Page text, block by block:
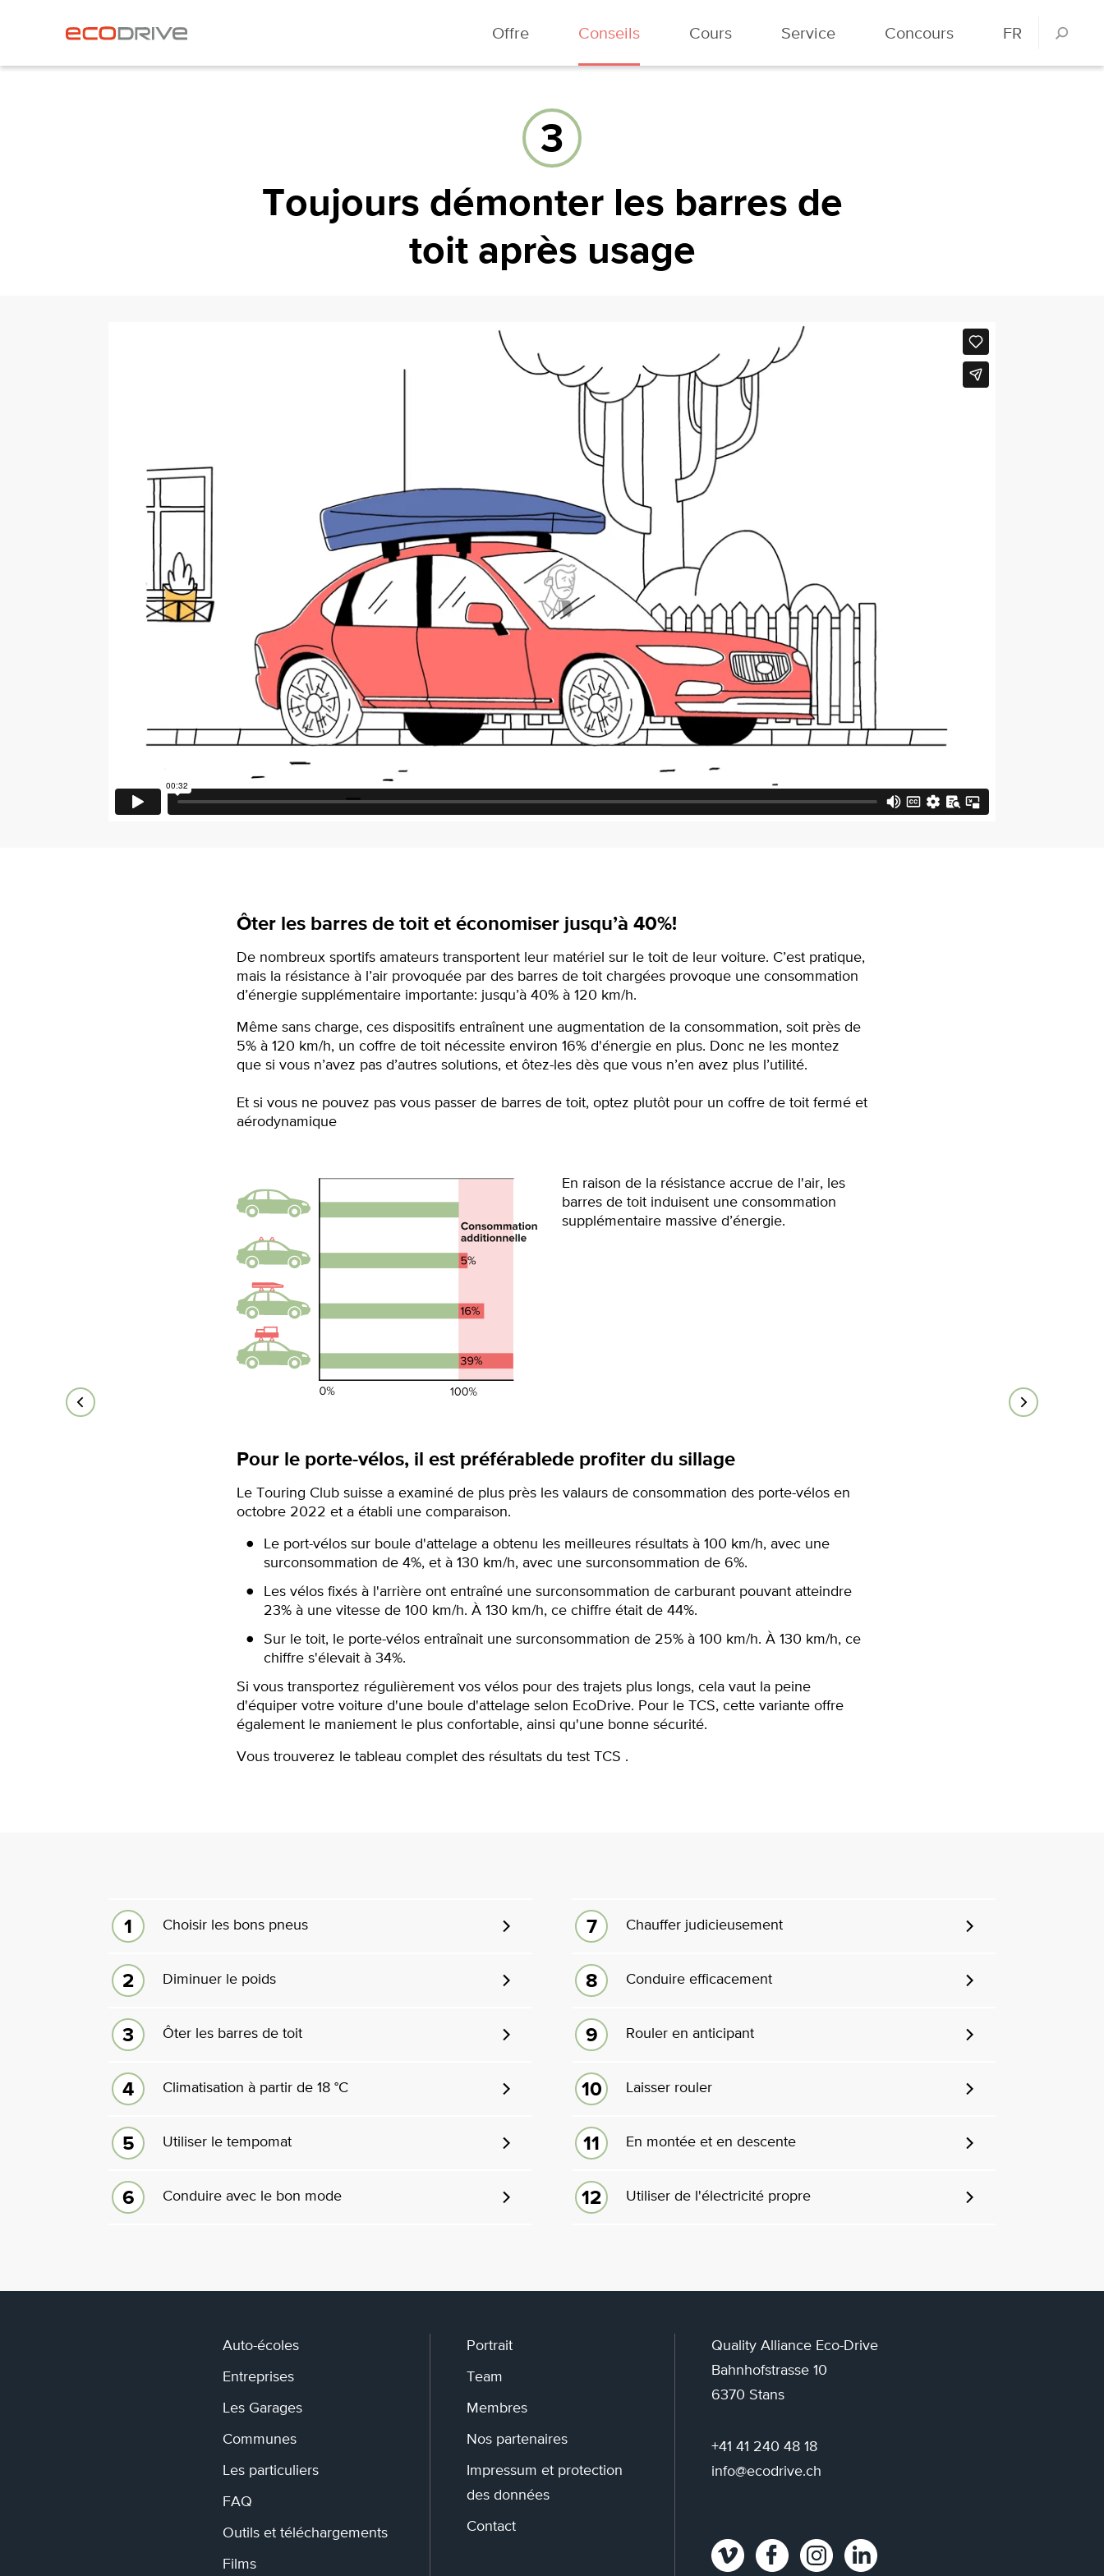
Offre Conseils Cours Service Concours FR
3
Toujours démonter les barres de
toit après usage
Ôter les barres de toit et économiser jusqu’à 40%!
De nombreux sportifs amateurs transportent leur matériel sur le toit de leur voiture. C’est pratique,
mais la résistance à l’air provoquée par des barres de toit chargées provoque une consommation
d’énergie supplémentaire importante: jusqu’à 40% à 120 km/h.
Même sans charge, ces dispositifs entraînent une augmentation de la consommation, soit près de
5% à 120 km/h, un coffre de toit nécessite environ 16% d'énergie en plus. Donc ne les montez
que si vous n’avez pas d’autres solutions, et ôtez-les dès que vous n’en avez plus l’utilité.
Et si vous ne pouvez pas vous passer de barres de toit, optez plutôt pour un coffre de toit fermé et
aérodynamique
En raison de la résistance accrue de l'air, les
barres de toit induisent une consommation
supplémentaire massive d’énergie.
Pour le porte-vélos, il est préférablede profiter du sillage
Le Touring Club suisse a examiné de plus près les valaurs de consommation des porte-vélos en
octobre 2022 et a établi une comparaison.
Le port-vélos sur boule d'attelage a obtenu les meilleures résultats à 100 km/h, avec une
surconsommation de 4%, et à 130 km/h, avec une surconsommation de 6%.
Les vélos fixés à l'arrière ont entraîné une surconsommation de carburant pouvant atteindre
23% à une vitesse de 100 km/h. À 130 km/h, ce chiffre était de 44%.
Sur le toit, le porte-vélos entraînait une surconsommation de 25% à 100 km/h. À 130 km/h, ce
chiffre s'élevait à 34%.
Si vous transportez régulièrement vos vélos pour des trajets plus longs, cela vaut la peine
d'équiper votre voiture d'une boule d'attelage selon EcoDrive. Pour le TCS, cette variante offre
également le maniement le plus confortable, ainsi qu'une bonne sécurité.
Vous trouverez le tableau complet des résultats du test TCS .
Choisir les bons pneus
Diminuer le poids
Ôter les barres de toit
Climatisation à partir de 18 °C
Utiliser le tempomat
Conduire avec le bon mode
Chauffer judicieusement
Conduire efficacement
Rouler en anticipant
Laisser rouler
En montée et en descente
Utiliser de l'électricité propre
Auto-écoles
Entreprises
Les Garages
Communes
Les particuliers
FAQ
Outils et téléchargements
Films
Portrait
Team
Membres
Nos partenaires
Impressum et protection
des données
Contact
Quality Alliance Eco-Drive
Bahnhofstrasse 10
6370 Stans
+41 41 240 48 18
info@ecodrive.ch